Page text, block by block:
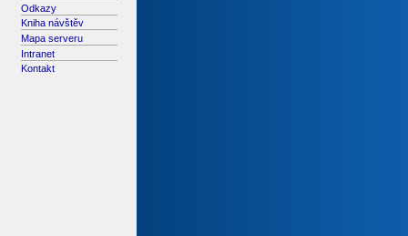
Odkazy
Kniha návštěv
Mapa serveru
Intranet
Kontakt